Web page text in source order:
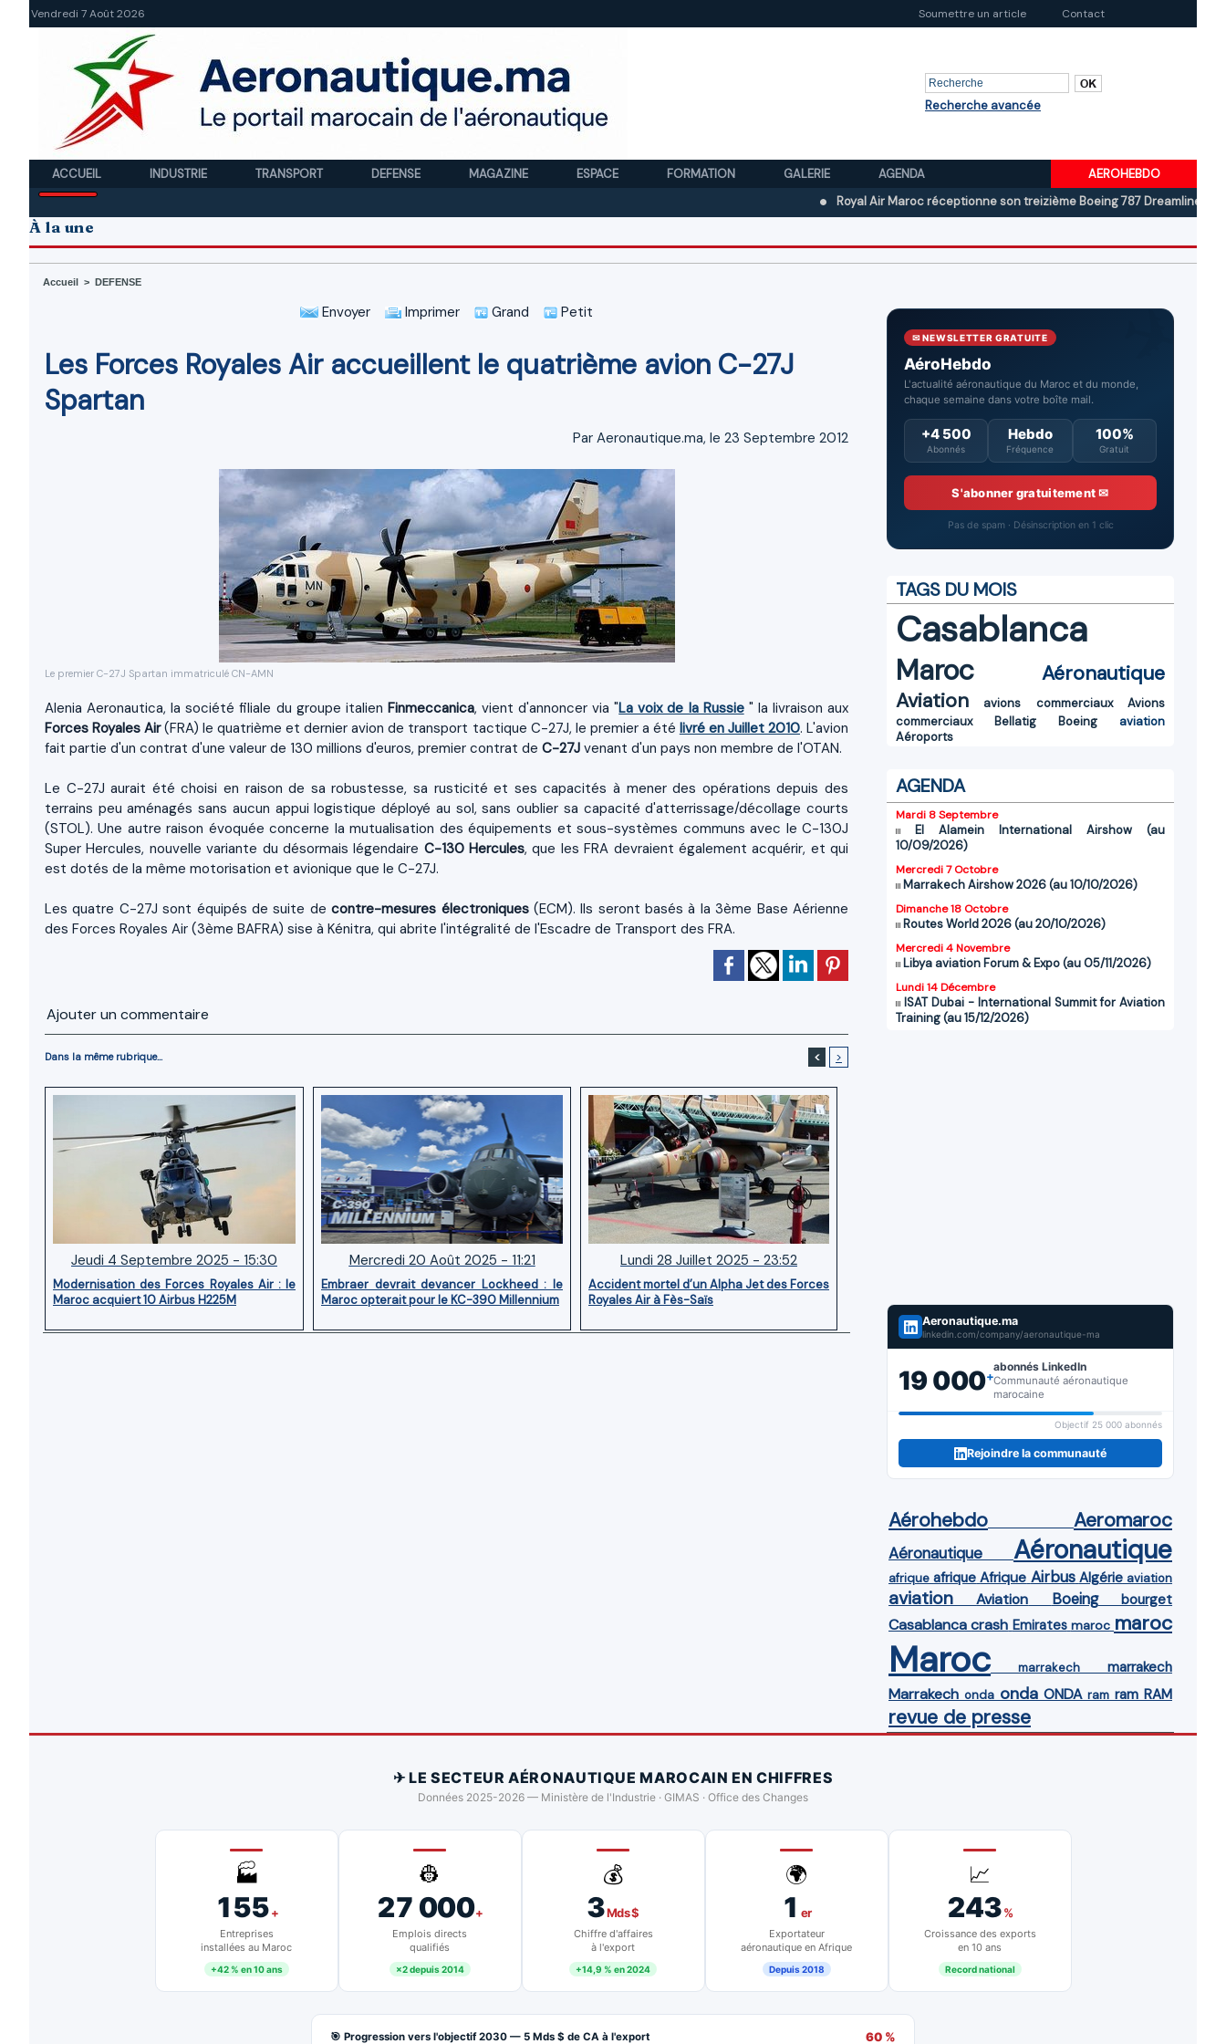
Vendredi 7 Août 2026 Soumettre un article Contact
Recherche avancée
ACCUEIL INDUSTRIE TRANSPORT DEFENSE MAGAZINE ESPACE FORMATION GALERIE AGENDA
AEROHEBDO
Royal Air Maroc réceptionne son treizième Boeing 787 Dreamliner
Boeing
À la une
Accueil > DEFENSE
Envoyer Imprimer Grand Petit
Les Forces Royales Air accueillent le quatrième avion C-27J
Spartan
Par Aeronautique.ma, le 23 Septembre 2012
Le premier C-27J Spartan immatriculé CN-AMN
Alenia Aeronautica, la société filiale du groupe italien Finmeccanica, vient d'annoncer via "La voix de la Russie" la livraison aux
Forces Royales Air(FRA) le quatrième et dernier avion de transport tactique C-27J, le premier a été livré en Juillet 2010. L'avion
fait partie d'un contrat d'une valeur de 130 millions d'euros, premier contrat de C-27J venant d'un pays non membre de l'OTAN.
Le C-27J aurait été choisi en raison de sa robustesse, sa rusticité et ses capacités à mener des opérations depuis des
terrains peu aménagés sans aucun appui logistique déployé au sol, sans oublier sa capacité d'atterrissage/décollage courts
(STOL). Une autre raison évoquée concerne la mutualisation des équipements et sous-systèmes communs avec le C-130J
Super Hercules, nouvelle variante du désormais légendaire C-130 Hercules, que les FRA devraient également acquérir, et qui
est dotés de la même motorisation et avionique que le C-27J.
Les quatre C-27J sont équipés de suite decontre-mesures électroniques(ECM). Ils seront basés à la 3ème Base Aérienne
des Forces Royales Air (3ème BAFRA) sise à Kénitra, qui abrite l'intégralité de l'Escadre de Transport des FRA.
Ajouter un commentaire
Dans la même rubrique... < >
Jeudi 4 Septembre 2025 - 15:30
Modernisation des Forces Royales Air : le
Maroc acquiert 10 Airbus H225M
Mercredi 20 Août 2025 - 11:21
Embraer devrait devancer Lockheed : le
Maroc opterait pour le KC-390 Millennium
Lundi 28 Juillet 2025 - 23:52
Accident mortel d’un Alpha Jet des Forces
Royales Air à Fès-Saïs
✉ NEWSLETTER GRATUITE
AéroHebdo
L'actualité aéronautique du Maroc et du monde,
chaque semaine dans votre boîte mail.
+4 500
Abonnés
Hebdo
Fréquence
100%
Gratuit
S'abonner gratuitement ✉
Pas de spam · Désinscription en 1 clic
TAGS DU MOIS
Casablanca
Maroc
Aéronautique
Aviation
avions commerciaux
Avions
commerciaux
Bellatig Boeing
aviation
Aéroports
AGENDA
Mardi 8 Septembre
El Alamein International Airshow (au
10/09/2026)
Mercredi 7 Octobre
Marrakech Airshow 2026 (au 10/10/2026)
Dimanche 18 Octobre
Routes World 2026 (au 20/10/2026)
Mercredi 4 Novembre
Libya aviation Forum & Expo (au 05/11/2026)
Lundi 14 Décembre
ISAT Dubai - International Summit for Aviation
Training (au 15/12/2026)
Aeronautique.ma
linkedin.com/company/aeronautique-ma
19 000+
abonnés LinkedIn
Communauté aéronautique
marocaine
Objectif 25 000 abonnés
Rejoindre la communauté
Aérohebdo Aeromaroc
Aéronautique Aéronautique
afrique afrique Afrique Airbus Algérie aviation
aviation Aviation Boeing bourget
Casablanca crash Emirates maroc maroc
Maroc marrakech marrakech
Marrakech onda onda ONDA ram ram RAM
revue de presse
✈ LE SECTEUR AÉRONAUTIQUE MAROCAIN EN CHIFFRES
Données 2025-2026 — Ministère de l'Industrie · GIMAS · Office des Changes
🏭
155+
Entreprises
installées au Maroc
+42 % en 10 ans
👷
27 000+
Emplois directs
qualifiés
×2 depuis 2014
💰
3Mds $
Chiffre d'affaires
à l'export
+14,9 % en 2024
🌍
1 er
Exportateur
aéronautique en Afrique
Depuis 2018
📈
243%
Croissance des exports
en 10 ans
Record national
🎯 Progression vers l'objectif 2030 — 5 Mds $ de CA à l'export 60 %